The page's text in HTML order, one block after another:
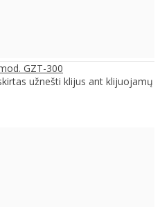
GZT-300
užnešti klijus ant klijuojamų